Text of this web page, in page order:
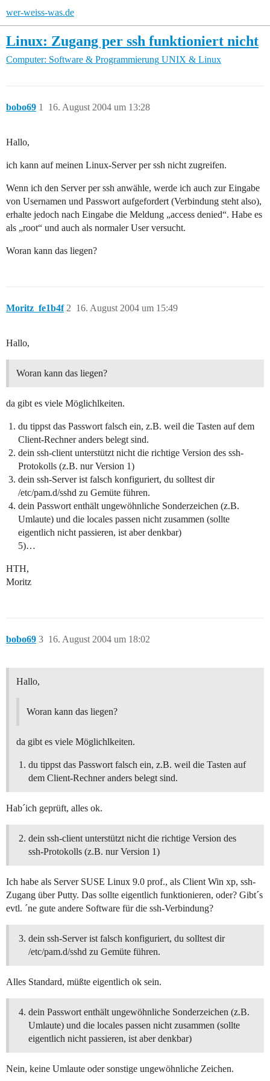
wer-weiss-was.de
Linux: Zugang per ssh funktioniert nicht
Computer: Software & Programmierung UNIX & Linux
bobo69 16. August 2004 um 13:28
1
Hallo,
ich kann auf meinen Linux-Server per ssh nicht zugreifen.
Wenn ich den Server per ssh anwähle, werde ich auch zur Eingabe
von Usernamen und Passwort aufgefordert (Verbindung steht also),
erhalte jedoch nach Eingabe die Meldung „access denied“. Habe es
als „root“ und auch als normaler User versucht.
Woran kann das liegen?
Moritz_fe1b4f 16. August 2004 um 15:49
2
Hallo,
Woran kann das liegen?
da gibt es viele Möglichlkeiten.
du tippst das Passwort falsch ein, z.B. weil die Tasten auf dem
Client-Rechner anders belegt sind.
dein ssh-client unterstützt nicht die richtige Version des ssh-
Protokolls (z.B. nur Version 1)
dein ssh-Server ist falsch konfiguriert, du solltest dir
/etc/pam.d/sshd zu Gemüte führen.
dein Passwort enthält ungewöhnliche Sonderzeichen (z.B.
Umlaute) und die locales passen nicht zusammen (sollte
eigentlich nicht passieren, ist aber denkbar)
5)…
HTH,
Moritz
bobo69 16. August 2004 um 18:02
3
Hallo,
Woran kann das liegen?
da gibt es viele Möglichlkeiten.
du tippst das Passwort falsch ein, z.B. weil die Tasten auf
dem Client-Rechner anders belegt sind.
Hab´ich geprüft, alles ok.
dein ssh-client unterstützt nicht die richtige Version des
ssh-Protokolls (z.B. nur Version 1)
Ich habe als Server SUSE Linux 9.0 prof., als Client Win xp, ssh-
Zugang über Putty. Das sollte eigentlich funktionieren, oder? Gibt´s
evtl. ´ne gute andere Software für die ssh-Verbindung?
dein ssh-Server ist falsch konfiguriert, du solltest dir
/etc/pam.d/sshd zu Gemüte führen.
Alles Standard, müßte eigentlich ok sein.
dein Passwort enthält ungewöhnliche Sonderzeichen (z.B.
Umlaute) und die locales passen nicht zusammen (sollte
eigentlich nicht passieren, ist aber denkbar)
Nein, keine Umlaute oder sonstige ungewöhnliche Zeichen.